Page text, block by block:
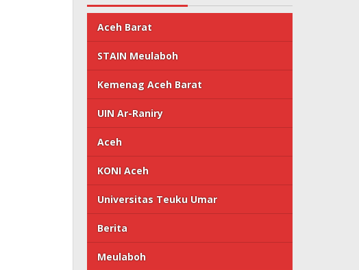
Aceh Barat
STAIN Meulaboh
Kemenag Aceh Barat
UIN Ar-Raniry
Aceh
KONI Aceh
Universitas Teuku Umar
Berita
Meulaboh